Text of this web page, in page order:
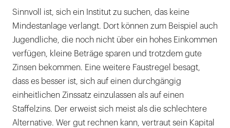
Sinnvoll ist, sich ein Institut zu suchen, das keine
Mindestanlage verlangt. Dort können zum Beispiel auch
Jugendliche, die noch nicht über ein hohes Einkommen
verfügen, kleine Beträge sparen und trotzdem gute
Zinsen bekommen. Eine weitere Faustregel besagt,
dass es besser ist, sich auf einen durchgängig
einheitlichen Zinssatz einzulassen als auf einen
Staffelzins. Der erweist sich meist als die schlechtere
Alternative. Wer gut rechnen kann, vertraut sein Kapital